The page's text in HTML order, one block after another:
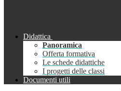
Didattica
Panoramica
Offerta formativa
Le schede didattiche
I progetti delle classi
Documenti utili